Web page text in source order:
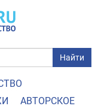
Найти
АВТОРСКОЕ